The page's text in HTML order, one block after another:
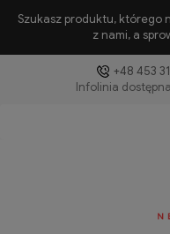
Szukasz produktu, którego
z nami, a
+48 453